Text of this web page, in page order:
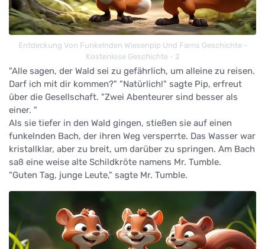
Entdeckung Von Funkelnden Wiesenpip Und Farns Geschichte -
Kostenlose Geschichte - 2
"Alle sagen, der Wald sei zu gefährlich, um alleine zu reisen.
Darf ich mit dir kommen?" "Natürlich!" sagte Pip, erfreut
über die Gesellschaft. "Zwei Abenteurer sind besser als
einer. "
Als sie tiefer in den Wald gingen, stießen sie auf einen
funkelnden Bach, der ihren Weg versperrte. Das Wasser war
kristallklar, aber zu breit, um darüber zu springen. Am Bach
saß eine weise alte Schildkröte namens Mr. Tumble.
"Guten Tag, junge Leute," sagte Mr. Tumble.